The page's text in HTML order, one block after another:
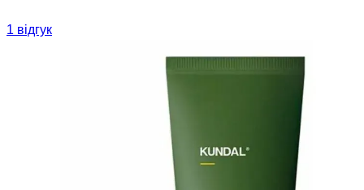
1 відгук